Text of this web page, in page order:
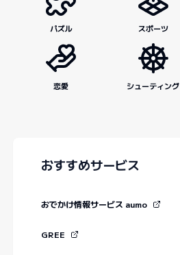
パズル スポーツ
恋愛 シューティング
おすすめサービス
おでかけ情報サービス aumo
GREE